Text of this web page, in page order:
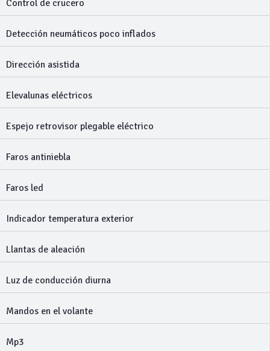
Control de crucero
Detección neumáticos poco inflados
Dirección asistida
Elevalunas eléctricos
Espejo retrovisor plegable eléctrico
Faros antiniebla
Faros led
Indicador temperatura exterior
Llantas de aleación
Luz de conducción diurna
Mandos en el volante
Mp3